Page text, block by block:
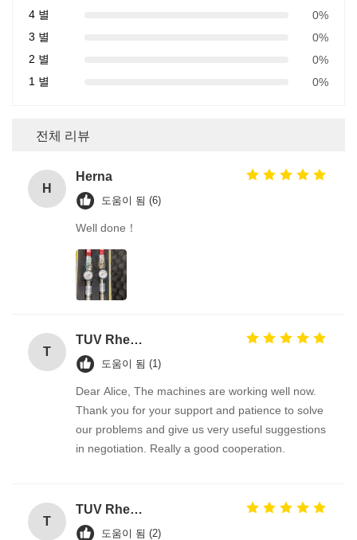
4 별
0%
3 별
0%
2 별
0%
1 별
0%
전체 리뷰
H
Herna
도움이 됨 (6)
Well done！
T
TUV Rheinland
도움이 됨 (1)
Dear Alice, The machines are working well now.
Thank you for your support and patience to solve
our problems and give us very useful suggestions
in negotiation. Really a good cooperation.
T
TUV Rheinland
도움이 됨 (2)